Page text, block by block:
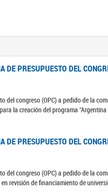
DE PRESUPUESTO DEL
del congreso (OPC) a pedido de la
la creación del programa
DE PRESUPUESTO DEL
del congreso (OPC) a pedido de la
revisión de financiamiento de